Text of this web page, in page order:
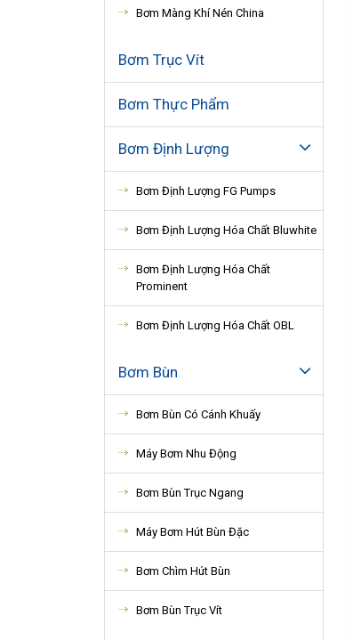
Bơm Màng Khí Nén China
Bơm Trục Vít
Bơm Thực Phẩm
Bơm Định Lượng
Bơm Định Lượng FG Pumps
Bơm Định Lượng Hóa Chất Bluwhite
Bơm Định Lượng Hóa Chất
Prominent
Bơm Định Lượng Hóa Chất OBL
Bơm Bùn
Bơm Bùn Có Cánh Khuấy
Máy Bơm Nhu Động
Bơm Bùn Trục Ngang
Máy Bơm Hút Bùn Đặc
Bơm Chìm Hút Bùn
Bơm Bùn Trục Vít